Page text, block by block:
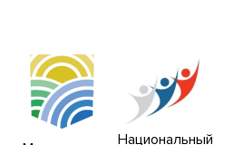
Национальный